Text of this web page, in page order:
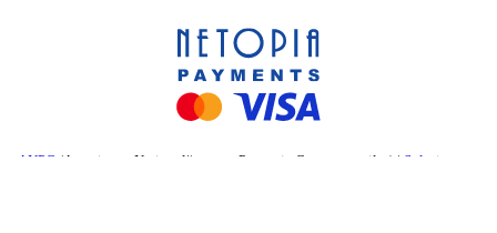
ANPC (Autoritatea Națională pentru Protecția Consumatorilor) | Soluționarea